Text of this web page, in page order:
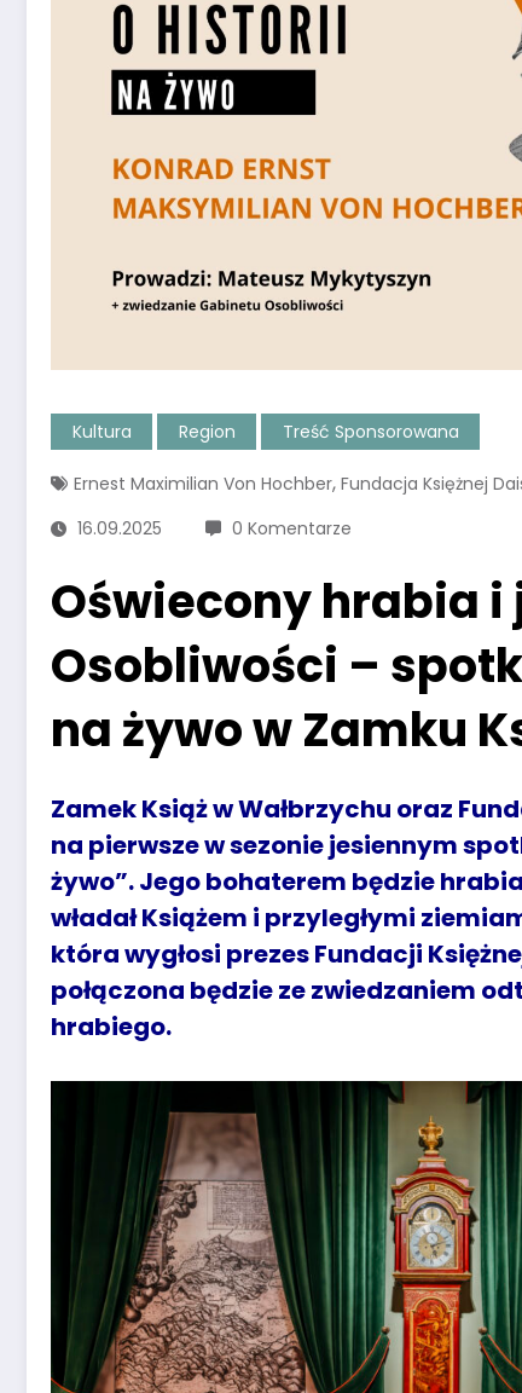
Kultura Region Treść Sponsorowana
Ernest Maximilian Von Hochber, Fundacja Księżnej
16.09.2025
0 Komentarze
Oświecony hrabia i
Osobliwości –
na żywo w Zamku
Zamek Książ w Wałbrzychu oraz
na pierwsze w sezonie jesiennym
żywo”. Jego bohaterem będzie
władał Książem i przyległymi
która wygłosi prezes Fundacji
połączona będzie ze zwiedzaniem
hrabiego.